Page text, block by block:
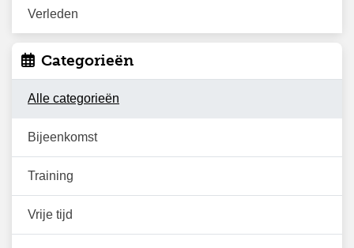
Verleden
Categorieën
Alle categorieën
Bijeenkomst
Training
Vrije tijd